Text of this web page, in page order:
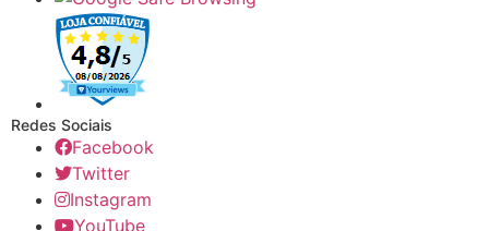
Redes Sociais
Facebook
Twitter
Instagram
YouTube